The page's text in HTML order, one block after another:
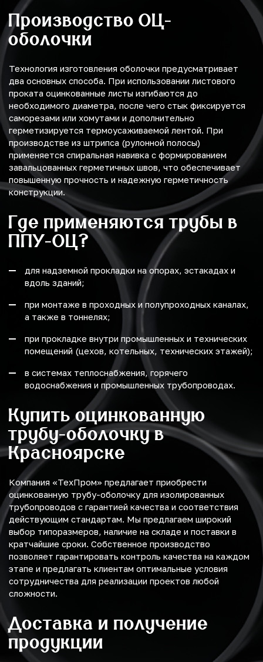
Производство ОЦ-
оболочки
Технология изготовления оболочки предусматривает
два основных способа. При использовании листового
проката оцинкованные листы изгибаются до
необходимого диаметра, после чего стык фиксируется
саморезами или хомутами и дополнительно
герметизируется термоусаживаемой лентой. При
производстве из штрипса (рулонной полосы)
применяется спиральная навивка с формированием
завальцованных герметичных швов, что обеспечивает
повышенную прочность и надежную герметичность
конструкции.
Где применяются трубы в
ППУ-ОЦ?
для надземной прокладки на опорах, эстакадах и
вдоль зданий;
при монтаже в проходных и полупроходных каналах,
а также в тоннелях;
при прокладке внутри промышленных и технических
помещений (цехов, котельных, технических этажей);
в системах теплоснабжения, горячего
водоснабжения и промышленных трубопроводах.
Купить оцинкованную
трубу-оболочку в
Красноярске
Компания «ТехПром» предлагает приобрести
оцинкованную трубу-оболочку для изолированных
трубопроводов с гарантией качества и соответствия
действующим стандартам. Мы предлагаем широкий
выбор типоразмеров, наличие на складе и поставки в
кратчайшие сроки. Собственное производство
позволяет гарантировать контроль качества на каждом
этапе и предлагать клиентам оптимальные условия
сотрудничества для реализации проектов любой
сложности.
Доставка и получение
продукции